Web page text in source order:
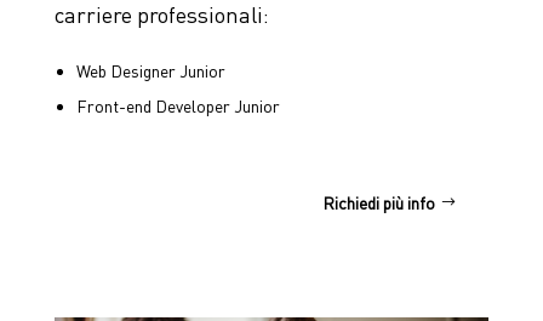
carriere professionali:
Web Designer Junior
Front-end Developer Junior
Richiedi più info